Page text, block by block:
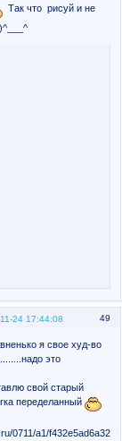
Так что рисуй и не
49
24 17:44:08
я свое худ-во
это
свой старый
переделанный